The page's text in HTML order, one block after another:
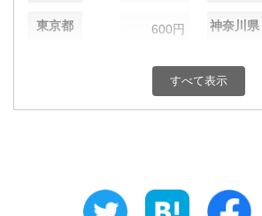
東京都 600円 神奈川県
600円 富山県
すべて表示